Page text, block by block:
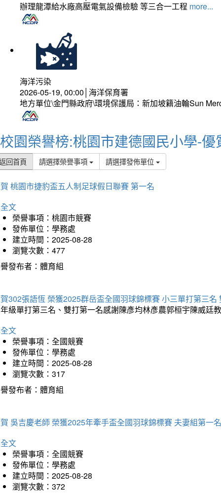
辦理龍潭給水廠高壓電氣設備檢驗 等三合一工程 more...
海洋污染
2026-05-19, 00:00│海洋保育署
地方單位\金門縣政府\環境保護局：新加坡籍油輪Sun
校園榮譽榜:桃園市建德國民小學-優
回首頁 請選擇榮譽事項 請選擇發佈單位
桃園市捷豹盃五人制足球假日聯賽 第一名
文
榮譽事項：桃園市競賽
發佈單位：學務處
建立時間：2025-08-28
瀏覽次數：477
發布者：體育組
302張語恆 榮獲2025群岳盃全國羽球錦標賽 小三單打第三名
級單打第三名、雙打第一名感謝陳彥均林彥農郭桓宇陳威廷
文
榮譽事項：全國競賽
發佈單位：學務處
建立時間：2025-08-28
瀏覽次數：317
發布者：體育組
吳吉慶老師 榮獲2025年牽手盃全國羽球錦標賽 夫妻組第一名
文
榮譽事項：全國競賽
發佈單位：學務處
建立時間：2025-08-28
瀏覽次數：372